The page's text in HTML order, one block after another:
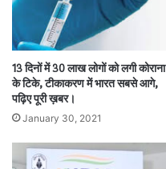
13 दिनों में 30 लाख लोगों को लगी कोराना
के टिके, टीकाकरण में भारत सबसे आगे,
पढ़िए पूरी ख़बर।
January 30, 2021